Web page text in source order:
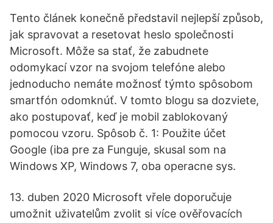
Tento článek konečně představil nejlepší způsob,
jak spravovat a resetovat heslo společnosti
Microsoft. Môže sa stať, že zabudnete
odomykací vzor na svojom telefóne alebo
jednoducho nemáte možnosť týmto spôsobom
smartfón odomknúť. V tomto blogu sa dozviete,
ako postupovať, keď je mobil zablokovaný
pomocou vzoru. Spôsob č. 1: Použite účet
Google (iba pre za Funguje, skusal som na
Windows XP, Windows 7, oba operacne sys.
13. duben 2020 Microsoft vřele doporučuje
umožnit uživatelům zvolit si více ověřovacích